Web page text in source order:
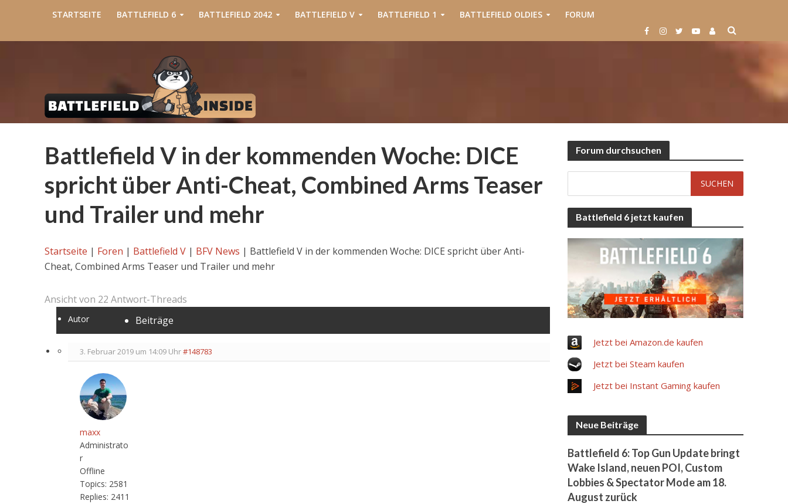
STARTSEITE BATTLEFIELD 6 BATTLEFIELD 2042 BATTLEFIELD V BATTLEFIELD 1 BATTLEFIELD OLDIES FORUM
Battlefield V in der kommenden Woche: DICE
spricht über Anti-Cheat, Combined Arms Teaser
und Trailer und mehr
Startseite | Foren | Battlefield V | BFV News | Battlefield V in der kommenden Woche: DICE spricht über Anti-
Cheat, Combined Arms Teaser und Trailer und mehr
Ansicht von 22 Antwort-Threads
Autor Beiträge
3. Februar 2019 um 14:09 Uhr#148783
maxx
Administrato
r
Offline
Topics: 2581
Replies: 2411
Forum durchsuchen
Battlefield 6 jetzt kaufen
Jetzt bei Amazon.de kaufen
Jetzt bei Steam kaufen
Jetzt bei Instant Gaming kaufen
Neue Beiträge
Battlefield 6: Top Gun Update bringt
Wake Island, neuen POI, Custom
Lobbies & Spectator Mode am 18.
August zurück